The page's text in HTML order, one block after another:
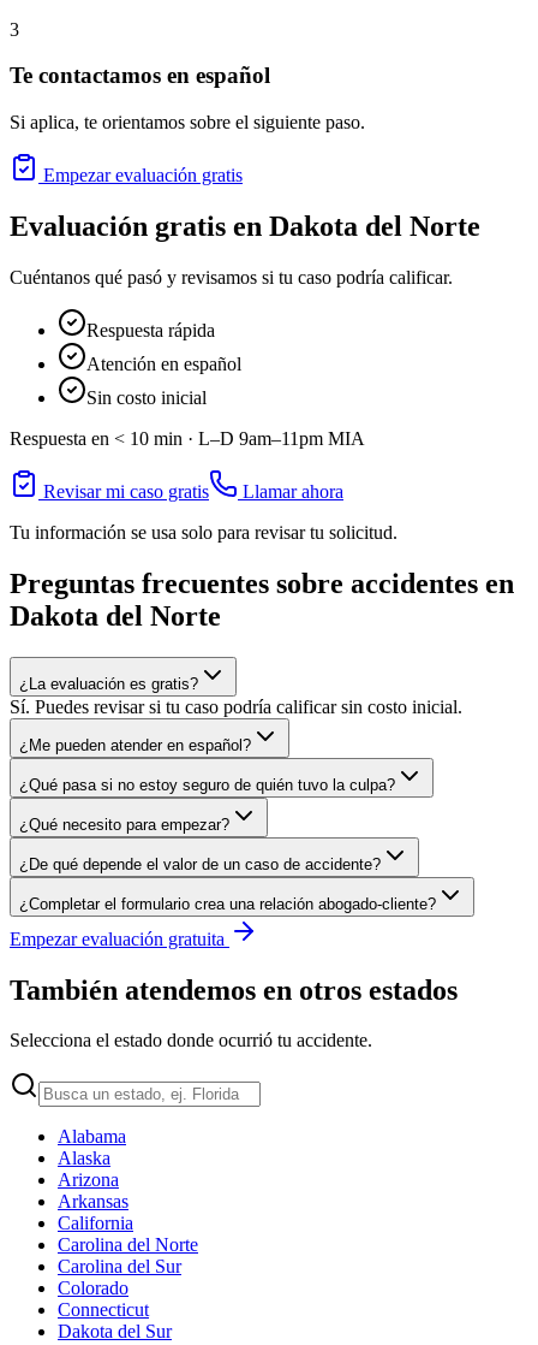
3
Te contactamos en español
Si aplica, te orientamos sobre el siguiente paso.
Empezar evaluación gratis
Evaluación gratis en Dakota del Norte
Cuéntanos qué pasó y revisamos si tu caso podría calificar.
Respuesta rápida
Atención en español
Sin costo inicial
Respuesta en < 10 min · L–D 9am–11pm MIA
Revisar mi caso gratis
Llamar ahora
Tu información se usa solo para revisar tu solicitud.
Preguntas frecuentes sobre accidentes en
Dakota del Norte
¿La evaluación es gratis?
Sí. Puedes revisar si tu caso podría calificar sin costo inicial.
¿Me pueden atender en español?
¿Qué pasa si no estoy seguro de quién tuvo la culpa?
¿Qué necesito para empezar?
¿De qué depende el valor de un caso de accidente?
¿Completar el formulario crea una relación abogado-cliente?
Empezar evaluación gratuita
También atendemos en otros estados
Selecciona el estado donde ocurrió tu accidente.
Alabama
Alaska
Arizona
Arkansas
California
Carolina del Norte
Carolina del Sur
Colorado
Connecticut
Dakota del Sur